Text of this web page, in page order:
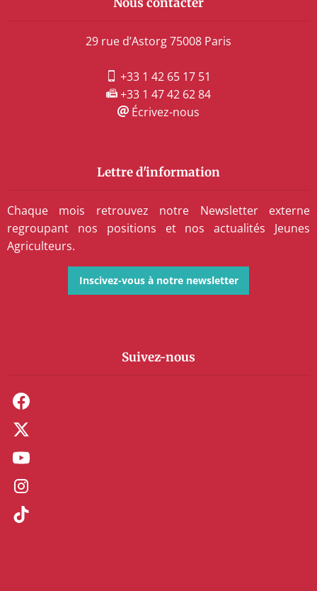
29 rue d’Astorg 75008 Paris
+33 1 42 65 17 51
+33 1 47 42 62 84
Écrivez-nous
Lettre d'information
Chaque mois retrouvez notre Newsletter externe
regroupant nos positions et nos actualités Jeunes
Agriculteurs.
Inscivez-vous à notre newsletter
Suivez-nous